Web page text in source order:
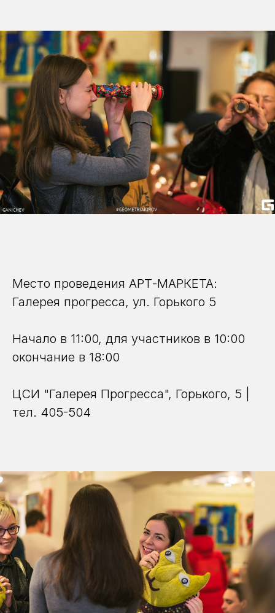
Место проведения АРТ-МАРКЕТА:
Галерея прогресса, ул. Горького 5
Начало в 11:00, для участников в 10:00
окончание в 18:00
ЦСИ "Галерея Прогресса", Горького, 5 |
тел. 405-504